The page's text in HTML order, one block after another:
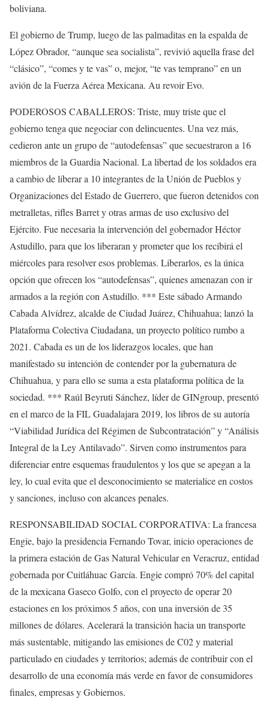
boliviana.
El gobierno de Trump, luego de las palmaditas en la espalda de
López Obrador, “aunque sea socialista”, revivió aquella frase del
“clásico”, “comes y te vas” o, mejor, “te vas temprano” en un
avión de la Fuerza Aérea Mexicana. Au revoir Evo.
PODEROSOS CABALLEROS: Triste, muy triste que el
gobierno tenga que negociar con delincuentes. Una vez más,
cedieron ante un grupo de “autodefensas” que secuestraron a 16
miembros de la Guardia Nacional. La libertad de los soldados era
a cambio de liberar a 10 integrantes de la Unión de Pueblos y
Organizaciones del Estado de Guerrero, que fueron detenidos con
metralletas, rifles Barret y otras armas de uso exclusivo del
Ejército. Fue necesaria la intervención del gobernador Héctor
Astudillo, para que los liberaran y prometer que los recibirá el
miércoles para resolver esos problemas. Liberarlos, es la única
opción que ofrecen los “autodefensas”, quienes amenazan con ir
armados a la región con Astudillo. *** Este sábado Armando
Cabada Alvídrez, alcalde de Ciudad Juárez, Chihuahua; lanzó la
Plataforma Colectiva Ciudadana, un proyecto político rumbo a
2021. Cabada es un de los liderazgos locales, que han
manifestado su intención de contender por la gubernatura de
Chihuahua, y para ello se suma a esta plataforma política de la
sociedad. *** Raúl Beyruti Sánchez, líder de GINgroup, presentó
en el marco de la FIL Guadalajara 2019, los libros de su autoría
“Viabilidad Jurídica del Régimen de Subcontratación” y “Análisis
Integral de la Ley Antilavado”. Sirven como instrumentos para
diferenciar entre esquemas fraudulentos y los que se apegan a la
ley, lo cual evita que el desconocimiento se materialice en costos
y sanciones, incluso con alcances penales.
RESPONSABILIDAD SOCIAL CORPORATIVA: La francesa
Engie, bajo la presidencia Fernando Tovar, inicio operaciones de
la primera estación de Gas Natural Vehicular en Veracruz, entidad
gobernada por Cuitláhuac García. Engie compró 70% del capital
de la mexicana Gaseco Golfo, con el proyecto de operar 20
estaciones en los próximos 5 años, con una inversión de 35
millones de dólares. Acelerará la transición hacia un transporte
más sustentable, mitigando las emisiones de C02 y material
particulado en ciudades y territorios; además de contribuir con el
desarrollo de una economía más verde en favor de consumidores
finales, empresas y Gobiernos.